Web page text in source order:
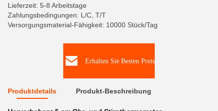
Lieferzeit: 5-8 Arbeitstage
Zahlungsbedingungen: L/C, T/T
Versorgungsmaterial-Fähigkeit: 10000 Stück/Tag
Erhalten Sie Besten Preis
Produktdetails Produkt-Beschreibung